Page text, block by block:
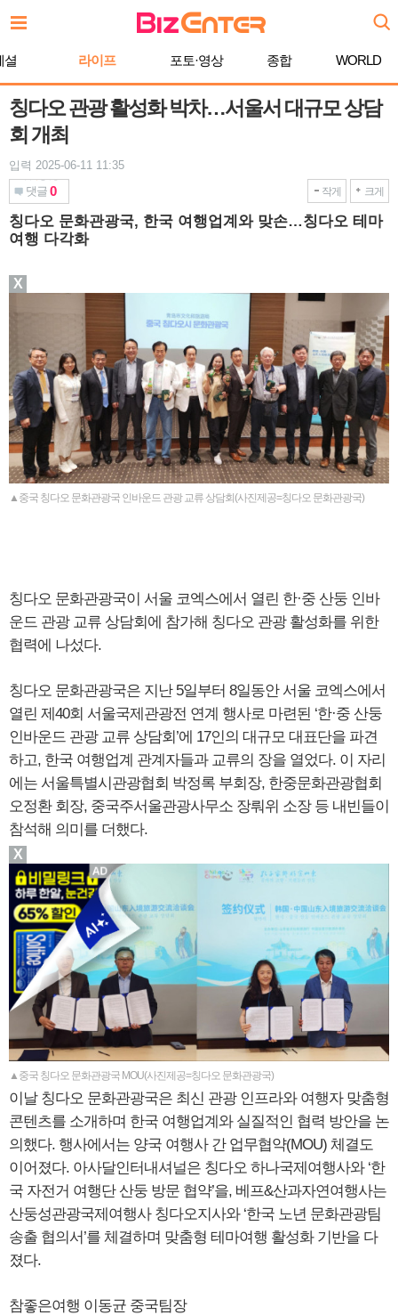
문
로셜 라이프 포토·영상 종합 WORLD
칭다오 관광 활성화 박차…서울서 대규모 상담
회 개최
입력 2025-06-11 11:35
댓글 0 작게 크게
칭다오 문화관광국, 한국 여행업계와 맞손…칭다오 테마
여행 다각화
▲중국 칭다오 문화관광국 인바운드 관광 교류 상담회(사진제공=칭다오 문화관광국)
칭다오 문화관광국이 서울 코엑스에서 열린 한·중 산둥 인바
운드 관광 교류 상담회에 참가해 칭다오 관광 활성화를 위한
협력에 나섰다.
칭다오 문화관광국은 지난 5일부터 8일동안 서울 코엑스에서
열린 제40회 서울국제관광전 연계 행사로 마련된 ‘한·중 산둥
인바운드 관광 교류 상담회’에 17인의 대규모 대표단을 파견
하고, 한국 여행업계 관계자들과 교류의 장을 열었다. 이 자리
에는 서울특별시관광협회 박정록 부회장, 한중문화관광협회
오정환 회장, 중국주서울관광사무소 장뤄위 소장 등 내빈들이
참석해 의미를 더했다.
▲중국 칭다오 문화관광국 MOU(사진제공=칭다오 문화관광국)
이날 칭다오 문화관광국은 최신 관광 인프라와 여행자 맞춤형
콘텐츠를 소개하며 한국 여행업계와 실질적인 협력 방안을 논
의했다. 행사에서는 양국 여행사 간 업무협약(MOU) 체결도
이어졌다. 아사달인터내셔널은 칭다오 하나국제여행사와 ‘한
국 자전거 여행단 산둥 방문 협약’을, 베프&산과자연여행사는
산둥성관광국제여행사 칭다오지사와 ‘한국 노년 문화관광팀
송출 협의서’를 체결하며 맞춤형 테마여행 활성화 기반을 다
졌다.
참좋은여행 이동균 중국팀장
X
X